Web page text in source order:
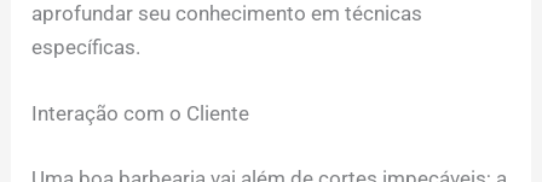
aprofundar seu conhecimento em técnicas
específicas.
Interação com o Cliente